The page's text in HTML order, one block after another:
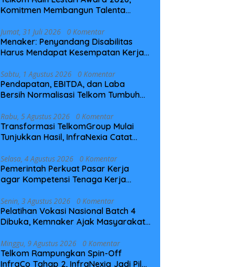
Komitmen Membangun Talenta
Jumat, 31 Juli 2026 0 Komentar
Menaker: Penyandang Disabilitas
Harus Mendapat Kesempatan Kerja
Sabtu, 1 Agustus 2026 0 Komentar
Pendapatan, EBITDA, dan Laba
Bersih Normalisasi Telkom Tumbuh
Rabu, 5 Agustus 2026 0 Komentar
Transformasi TelkomGroup Mulai
Tunjukkan Hasil, InfraNexia Catat
Digital Nasional
Selasa, 4 Agustus 2026 0 Komentar
Pemerintah Perkuat Pasar Kerja
agar Kompetensi Tenaga Kerja
Senin, 3 Agustus 2026 0 Komentar
Pelatihan Vokasi Nasional Batch 4
Dibuka, Kemnaker Ajak Masyarakat
Minggu, 9 Agustus 2026 0 Komentar
Telkom Rampungkan Spin-Off
InfraCo Tahap 2, InfraNexia Jadi Pilar